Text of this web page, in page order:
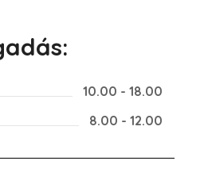
10.00 - 18.00
8.00 - 12.00